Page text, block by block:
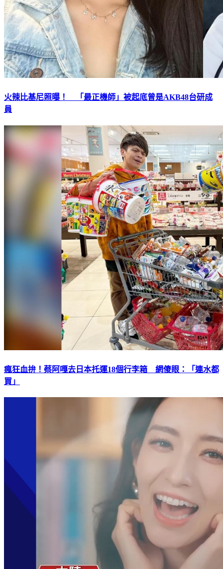
火辣比基尼照曝！ 「最正機師」被起底曾是AKB48台研成
員
瘋狂血拚！蔡阿嘎去日本托運18個行李箱 網傻眼：「連水都
買」